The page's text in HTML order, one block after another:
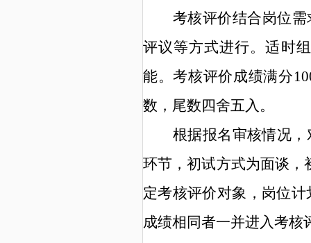
考核评价结合岗位
评议等方式进行。适时
能。考核评价成绩满分
数，尾数四舍五入。
根据报名审核情况，
环节，初试方式为面谈，
定考核评价对象，岗位计
成绩相同者一并进入考核